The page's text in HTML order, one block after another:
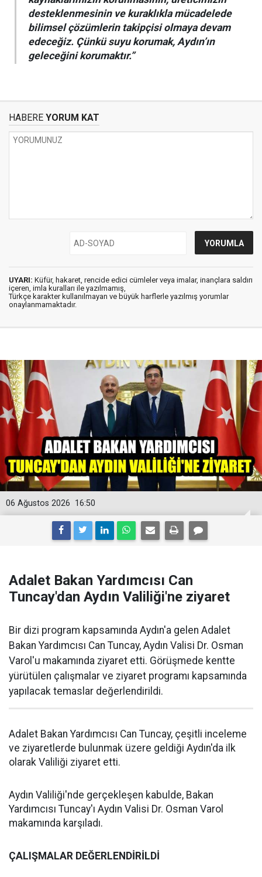
desteklenmesinin ve kuraklıkla mücadelede
bilimsel çözümlerin takipçisi olmaya devam
edeceğiz. Çünkü suyu korumak, Aydın’ın
geleceğini korumaktır.”
HABERE YORUM KAT
UYARI: Küfür, hakaret, rencide edici cümleler veya imalar, inançlara saldırı
içeren, imla kuralları ile yazılmamış,
Türkçe karakter kullanılmayan ve büyük harflerle yazılmış yorumlar
onaylanmamaktadır.
16:50
06 Ağustos 2026
Adalet Bakan Yardımcısı Can
Tuncay'dan Aydın Valiliği'ne ziyaret
Bir dizi program kapsamında Aydın'a gelen Adalet
Bakan Yardımcısı Can Tuncay, Aydın Valisi Dr. Osman
Varol'u makamında ziyaret etti. Görüşmede kentte
yürütülen çalışmalar ve ziyaret programı kapsamında
yapılacak temaslar değerlendirildi.
Adalet Bakan Yardımcısı Can Tuncay, çeşitli inceleme
ve ziyaretlerde bulunmak üzere geldiği Aydın'da ilk
olarak Valiliği ziyaret etti.
Aydın Valiliği'nde gerçekleşen kabulde, Bakan
Yardımcısı Tuncay'ı Aydın Valisi Dr. Osman Varol
makamında karşıladı.
ÇALIŞMALAR DEĞERLENDİRİLDİ